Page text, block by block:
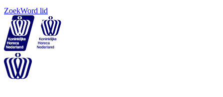
ZoekWord lid